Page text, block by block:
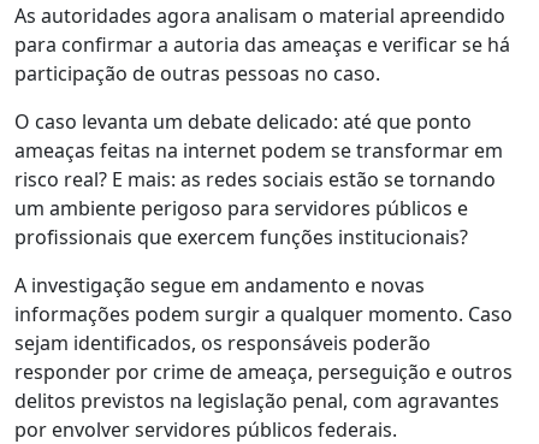
As autoridades agora analisam o material apreendido
para confirmar a autoria das ameaças e verificar se há
participação de outras pessoas no caso.
O caso levanta um debate delicado: até que ponto
ameaças feitas na internet podem se transformar em
risco real? E mais: as redes sociais estão se tornando
um ambiente perigoso para servidores públicos e
profissionais que exercem funções institucionais?
A investigação segue em andamento e novas
informações podem surgir a qualquer momento. Caso
sejam identificados, os responsáveis poderão
responder por crime de ameaça, perseguição e outros
delitos previstos na legislação penal, com agravantes
por envolver servidores públicos federais.